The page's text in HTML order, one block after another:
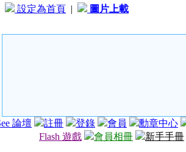
設定為首頁 | 圖片上載
論壇 註冊 登錄 會員
勳章中心
Flash 遊戲
會員相冊 新手手冊